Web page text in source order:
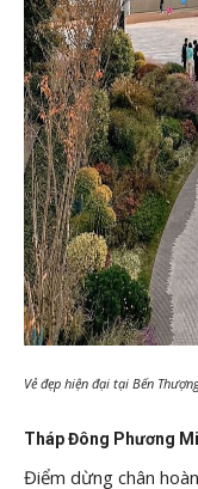
Vẻ đẹp hiện đại tại Bến
Tháp Đông Phương
Điểm dừng chân